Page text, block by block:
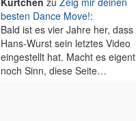
besten Dance Move!:
Bald ist es vier Jahre her, dass
Hans-Wurst sein letztes Video
eingestellt hat. Macht es
noch Sinn, diese Seite…